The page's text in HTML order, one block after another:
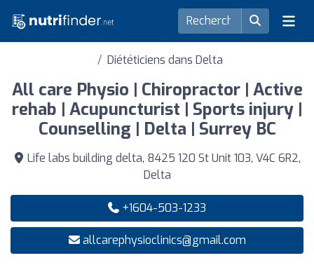
Diététiciens dans Delta
All care Physio | Chiropractor | Active
rehab | Acupuncturist | Sports injury |
Counselling | Delta | Surrey BC
Life labs building delta, 8425 120 St Unit 103, V4C 6R2,
Delta
+1604-503-1233
allcarephysioclinics@gmail.com